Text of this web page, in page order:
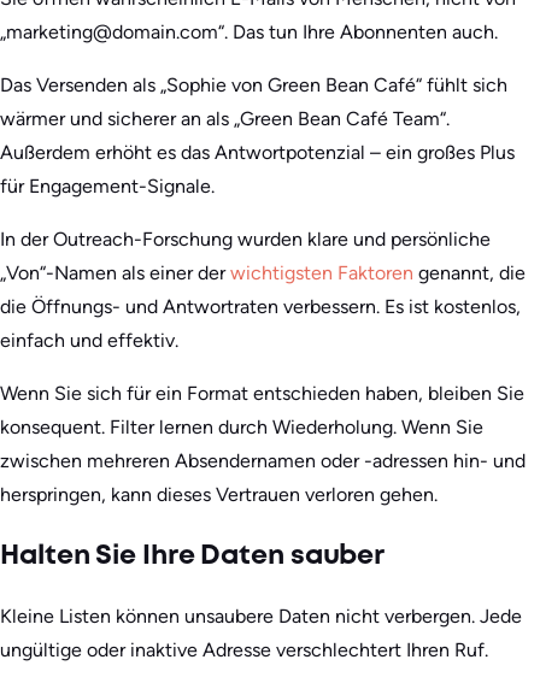
„marketing@domain.com“. Das tun Ihre Abonnenten auch.
Das Versenden als „Sophie von Green Bean Café“ fühlt sich
wärmer und sicherer an als „Green Bean Café Team“.
Außerdem erhöht es das Antwortpotenzial – ein großes Plus
für Engagement-Signale.
In der Outreach-Forschung wurden klare und persönliche
„Von“-Namen als einer derwichtigsten Faktoren genannt, die
die Öffnungs- und Antwortraten verbessern. Es ist kostenlos,
einfach und effektiv.
Wenn Sie sich für ein Format entschieden haben, bleiben Sie
konsequent. Filter lernen durch Wiederholung. Wenn Sie
zwischen mehreren Absendernamen oder -adressen hin- und
herspringen, kann dieses Vertrauen verloren gehen.
Halten Sie Ihre Daten sauber
Kleine Listen können unsaubere Daten nicht verbergen. Jede
ungültige oder inaktive Adresse verschlechtert Ihren Ruf.